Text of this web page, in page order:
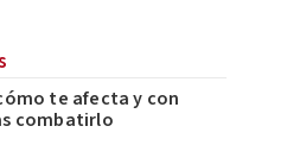
te afecta y con
combatirlo